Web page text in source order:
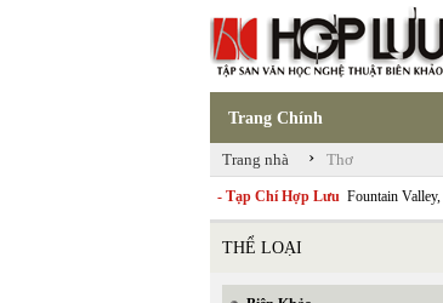
Trang Chính
Trang nhà › Thơ
- Tạp Chí Hợp Lưu Fountain Valley,
THỂ LOẠI